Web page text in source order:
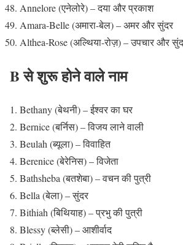
Annelore (एनेलोरे) – दया और प्रकाश
Amara-Belle (अमारा-बेल) – अमर और सुंदर
Althea-Rose (अल्थिया-रोज़) – उपचार और
B से शुरू होने वाले नाम
Bethany (बेथनी) – ईश्वर का घर
Bernice (बर्निस) – विजय लाने वाली
Beulah (ब्यूला) – विवाहित
Berenice (बेरेनिस) – विजेता
Bathsheba (बतशेबा) – वचन की पुत्री
Bella (बेला) – सुंदर
Bithiah (बिथियाह) – प्रभु की पुत्री
Blessy (ब्लेसी) – आशीर्वाद